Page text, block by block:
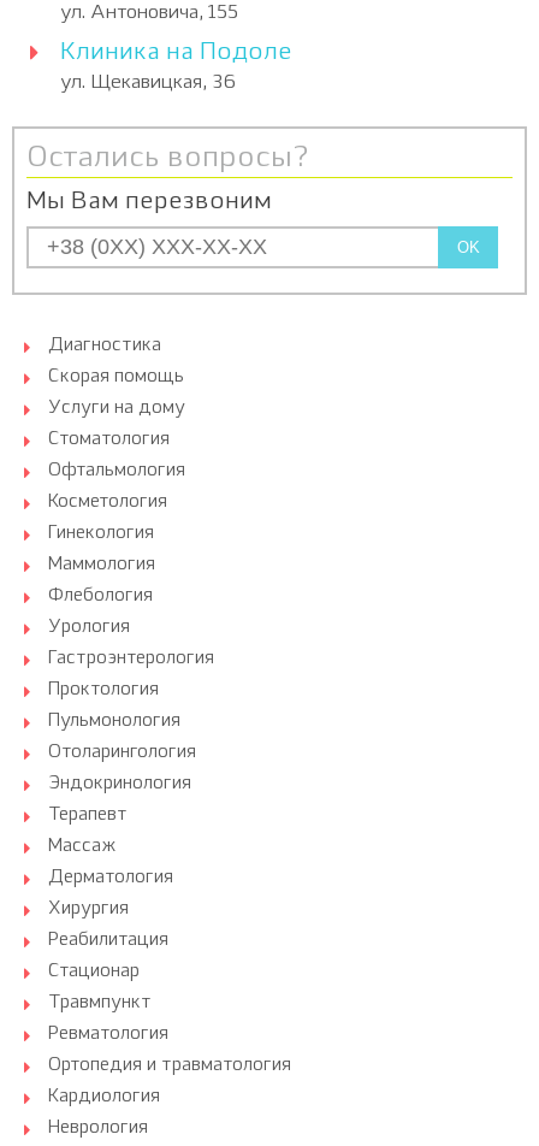
ул. Антоновича, 155
Клиника на Подоле
ул. Щекавицкая, 36
Остались вопросы?
Мы Вам перезвоним
OK
Диагностика
Скорая помощь
Услуги на дому
Стоматология
Офтальмология
Косметология
Гинекология
Маммология
Флебология
Урология
Гастроэнтерология
Проктология
Пульмонология
Отоларингология
Эндокринология
Терапевт
Массаж
Дерматология
Хирургия
Реабилитация
Стационар
Травмпункт
Ревматология
Ортопедия и травматология
Кардиология
Неврология